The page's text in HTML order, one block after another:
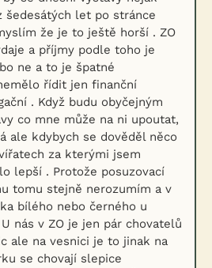
šedesátých let po stránce
že je to ještě horší . ZO
a příjmy podle toho je
ne a to je špatné
řídit jen finanční
. Když budu obyčejným
co mne může na ni upoutat,
ale kdybych se dověděl něco
za kterými jsem
lepší . Protože posuzovací
tomu stejně nerozumím a v
bílého nebo černého u
nás v ZO je jen pár chovatelů
ale na vesnici je to jinak na
se chovají slepice